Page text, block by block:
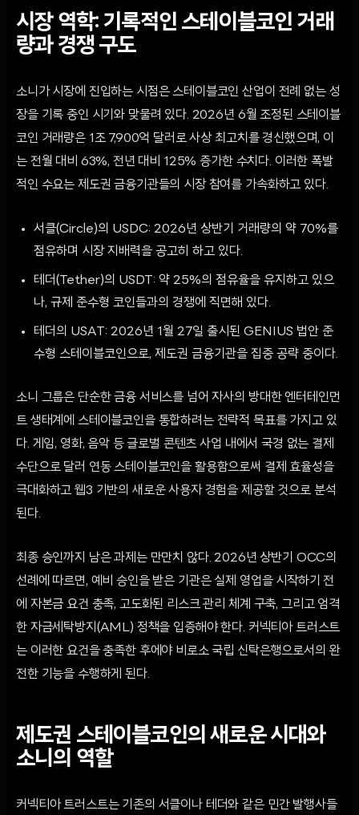
시장 역학: 기록적인 스테이블코인 거래
량과 경쟁 구도
소니가 시장에 진입하는 시점은 스테이블코인 산업이 전례 없는 성
장을 기록 중인 시기와 맞물려 있다. 2026년 6월 조정된 스테이블
코인 거래량은 1조 7,900억 달러로 사상 최고치를 경신했으며, 이
는 전월 대비 63%, 전년 대비 125% 증가한 수치다. 이러한 폭발
적인 수요는 제도권 금융기관들의 시장 참여를 가속화하고 있다.
서클(Circle)의 USDC: 2026년 상반기 거래량의 약 70%를
점유하며 시장 지배력을 공고히 하고 있다.
테더(Tether)의 USDT: 약 25%의 점유율을 유지하고 있으
나, 규제 준수형 코인들과의 경쟁에 직면해 있다.
테더의 USAT: 2026년 1월 27일 출시된 GENIUS 법안 준
수형 스테이블코인으로, 제도권 금융기관을 집중 공략 중이다.
소니 그룹은 단순한 금융 서비스를 넘어 자사의 방대한 엔터테인먼
트 생태계에 스테이블코인을 통합하려는 전략적 목표를 가지고 있
다. 게임, 영화, 음악 등 글로벌 콘텐츠 사업 내에서 국경 없는 결제
수단으로 달러 연동 스테이블코인을 활용함으로써 결제 효율성을
극대화하고 웹3 기반의 새로운 사용자 경험을 제공할 것으로 분석
된다.
최종 승인까지 남은 과제는 만만치 않다. 2026년 상반기 OCC의
선례에 따르면, 예비 승인을 받은 기관은 실제 영업을 시작하기 전
에 자본금 요건 충족, 고도화된 리스크 관리 체계 구축, 그리고 엄격
한 자금세탁방지(AML) 정책을 입증해야 한다. 커넥티아 트러스트
는 이러한 요건을 충족한 후에야 비로소 국립 신탁은행으로서의 완
전한 기능을 수행하게 된다.
제도권 스테이블코인의 새로운 시대와
소니의 역할
커넥티아 트러스트는 기존의 서클이나 테더와 같은 민간 발행사들